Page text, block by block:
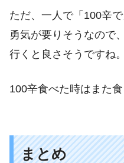
ただ、一人で「100辛
勇気が要りそうなので
行くと良さそうですね。
100辛食べた時はまた
まとめ